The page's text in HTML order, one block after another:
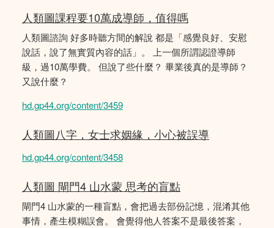
人類圖課程要10萬成導師，值得嗎
人類圖諮詢 好多時聽方間的解說 都是「感覺良好、安慰
說話，說了無實質內容的話」。 上一個所謂認證導師
級，過10萬學費。 但說了些什麼？ 畢業後真的是導師？
又說什麼？
hd.gp44.org/content/3459
人類圖八字，女士求姻緣，小心被誤導
hd.gp44.org/content/3458
人類圖 閘門4 山水蒙 思考的盲點
閘門4 山水蒙的一種盲點，會把過去部份記憶，混淆其他
事情，產生模糊誤會。 會覺得他人答案不是最後答案，